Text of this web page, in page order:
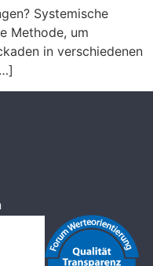
Systemische
Methode, um
in verschiedenen